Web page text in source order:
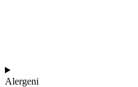
Alergeni